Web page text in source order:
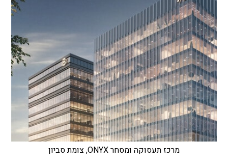
מרכז תעסוקה ומסחר ONYX, צומת סביון